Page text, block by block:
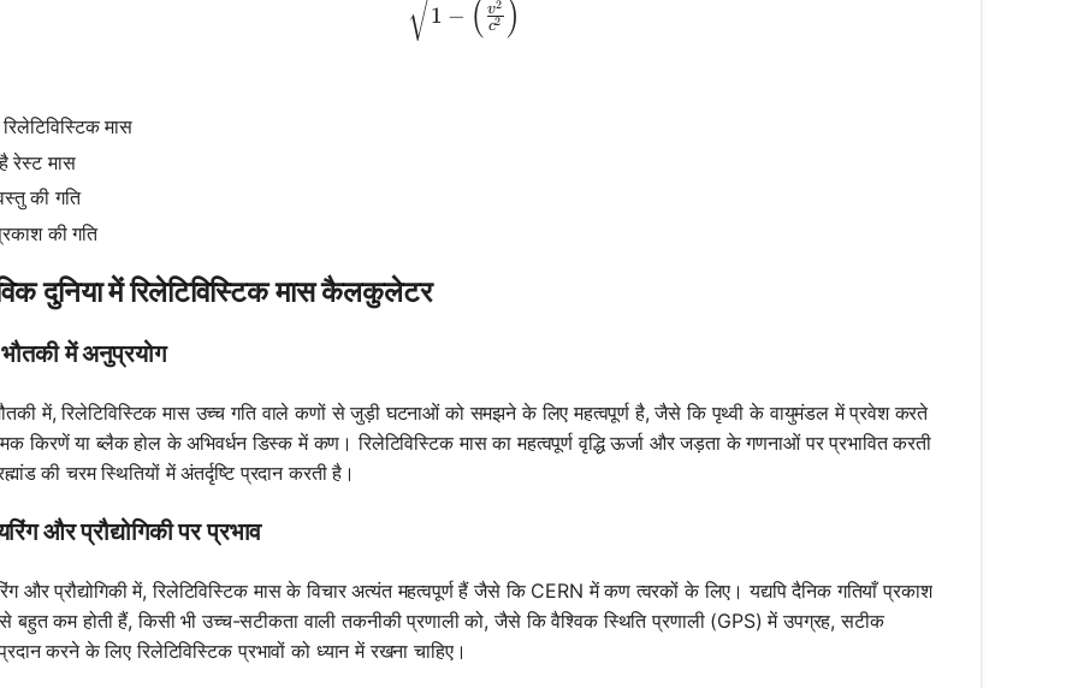
1 − ( c2
v2 )
मास
रेस्ट मास
की गति
की गति
दुनिया में रिलेटिविस्टिक मास कैलकुलेटर
में अनुप्रयोग
में, रिलेटिविस्टिक मास उच्च गति वाले कणों से जुड़ी घटनाओं को समझने के लिए महत्वपूर्ण है, जैसे कि पृथ्वी के वायुमंडल में प्रवेश करते
किरणें या ब्लैक होल के अभिवर्धन डिस्क में कण। रिलेटिविस्टिक मास का महत्वपूर्ण वृद्धि ऊर्जा और जड़ता के गणनाओं पर प्रभावित करती
की चरम स्थितियों में अंतर्दृष्टि प्रदान करती है।
और प्रौद्योगिकी पर प्रभाव
और प्रौद्योगिकी में, रिलेटिविस्टिक मास के विचार अत्यंत महत्वपूर्ण हैं जैसे कि CERN में कण त्वरकों के लिए। यद्यपि दैनिक गतियाँ प्रकाश
बहुत कम होती हैं, किसी भी उच्च-सटीकता वाली तकनीकी प्रणाली को, जैसे कि वैश्विक स्थिति प्रणाली (GPS) में उपग्रह, सटीक
करने के लिए रिलेटिविस्टिक प्रभावों को ध्यान में रखना चाहिए।